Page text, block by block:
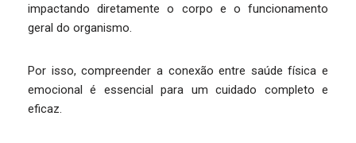
impactando diretamente o corpo e o funcionamento
geral do organismo.
Por isso, compreender a conexão entre saúde física e
emocional é essencial para um cuidado completo e
eficaz.